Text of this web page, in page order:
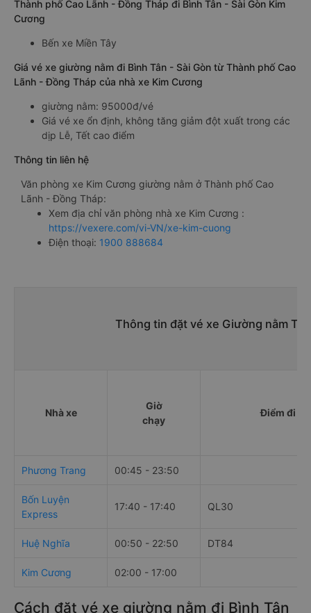
Thành phố Cao Lãnh - Đồng Tháp đi Bình Tân - Sài Gòn Kim
Cương
Bến xe Miền Tây
Giá vé xe giường nằm đi Bình Tân - Sài Gòn từ Thành phố Cao
Lãnh - Đồng Tháp của nhà xe Kim Cương
giường nằm: 95000đ/vé
Giá vé xe ổn định, không tăng giảm đột xuất trong các
dịp Lễ, Tết cao điểm
Thông tin liên hệ
Văn phòng xe Kim Cương giường nằm ở Thành phố Cao
Lãnh - Đồng Tháp:
Xem địa chỉ văn phòng nhà xe Kim Cương :
https://vexere.com/vi-VN/xe-kim-cuong
Điện thoại: 1900 888684
Thông tin đặt vé xe Giường nằm
Nhà xe
Giờ
chạy
Điểm đi
Phương Trang 00:45 - 23:50
Bốn Luyện
Express
17:40 - 17:40 QL30
Huệ Nghĩa 00:50 - 22:50 DT84
Kim Cương 02:00 - 17:00
Cách đặt vé xe giường nằm đi Bình Tân